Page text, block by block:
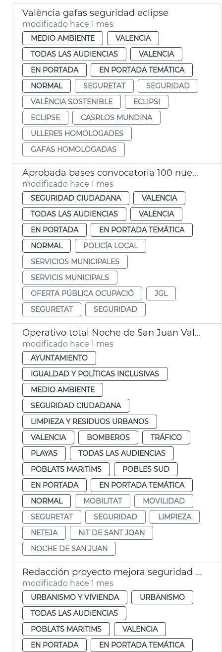
València gafas seguridad eclipse
modificado hace 1 mes
MEDIO AMBIENTE
VALENCIA
TODAS LAS AUDIENCIAS
VALENCIA
EN PORTADA
EN PORTADA TEMÁTICA
NORMAL
SEGURETAT
SEGURIDAD
VALÈNCIA SOSTENIBLE
ECLIPSI
ECLIPSE
CASRLOS MUNDINA
ULLERES HOMOLOGADES
GAFAS HOMOLOGADAS
Aprobada bases convocatoria 100 nuevos agentes Policía Local
modificado hace 1 mes
SEGURIDAD CIUDADANA
VALENCIA
TODAS LAS AUDIENCIAS
VALENCIA
EN PORTADA
EN PORTADA TEMÁTICA
NORMAL
POLICÍA LOCAL
SERVICIOS MUNICIPALES
SERVICIS MUNICIPALS
OFERTA PÚBLICA OCUPACIÓ
JGL
SEGURETAT
SEGURIDAD
Operativo total Noche de San Juan València. Movilidad, limpieza y seguridad
modificado hace 1 mes
AYUNTAMIENTO
IGUALDAD Y POLÍTICAS INCLUSIVAS
MEDIO AMBIENTE
SEGURIDAD CIUDADANA
LIMPIEZA Y RESIDUOS URBANOS
VALENCIA
BOMBEROS
TRÁFICO
PLAYAS
TODAS LAS AUDIENCIAS
POBLATS MARITIMS
POBLES SUD
EN PORTADA
EN PORTADA TEMÁTICA
NORMAL
MOBILITAT
MOVILIDAD
SEGURETAT
SEGURIDAD
LIMPIEZA
NETEJA
NIT DE SANT JOAN
NOCHE DE SAN JUAN
Redacción proyecto mejora seguridad aparcamiento la Marina València
modificado hace 1 mes
URBANISMO Y VIVIENDA
URBANISMO
TODAS LAS AUDIENCIAS
POBLATS MARITIMS
VALENCIA
EN PORTADA
EN PORTADA TEMÁTICA